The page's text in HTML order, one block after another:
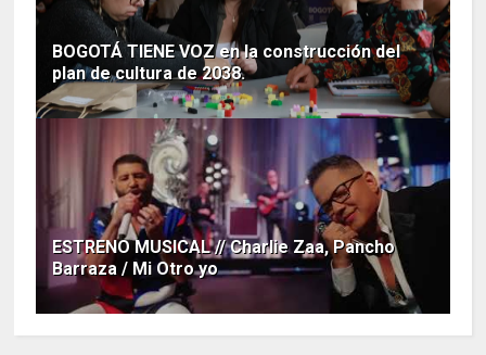
BOGOTÁ TIENE VOZ en la construcción del
plan de cultura de 2038.
ESTRENO MUSICAL // Charlie Zaa, Pancho
Barraza / Mi Otro yo